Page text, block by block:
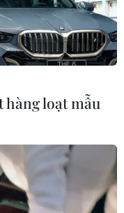
Rút - vẻ
hàng loạt mẫu